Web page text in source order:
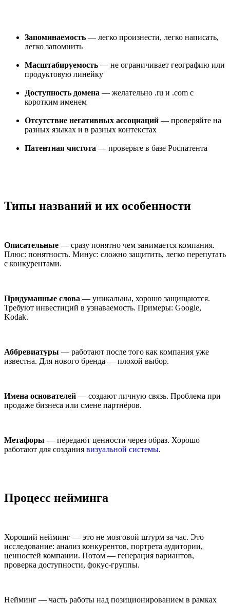
Запоминаемость — легко произнести, легко написать,
легко запомнить
Масштабируемость — не ограничивает географию или
продуктовую линейку
Доступность домена — желательно .ru и .com с
коротким именем
Отсутствие негативных ассоциаций — проверяйте на
разных языках и в разных контекстах
Патентная чистота — проверьте в базе Роспатента
Типы названий и их особенности
Описательные — сразу понятно чем занимается компания.
Плюс: понятность. Минус: сложно защитить, легко перепутать
с конкурентами.
Придуманные слова — уникальны, хорошо защищаются.
Требуют инвестиций в узнаваемость. Примеры: Google,
Kodak.
Аббревиатуры — работают после того как компания уже
известна. Для нового бренда — плохой выбор.
Имена основателей — создают личную связь. Проблема при
продаже бизнеса или смене партнёров.
Метафоры — передают ценности через образ. Хорошо
работают для создания визуальной системы.
Процесс нейминга
Хороший нейминг — это не мозговой штурм за час. Это
исследование: анализ конкурентов, портрета аудитории,
ценностей компании. Потом — генерация вариантов,
проверка доступности, фокус-группы.
Нейминг — часть работы над позиционированием в рамках